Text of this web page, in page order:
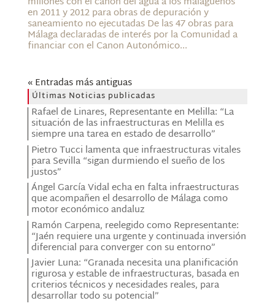
en 2011 y 2012 para obras de depuración y
saneamiento no ejecutadas De las 47 obras para
Málaga declaradas de interés por la Comunidad a
financiar con el Canon Autonómico...
« Entradas más antiguas
Últimas Noticias publicadas
Rafael de Linares, Representante en Melilla: “La
situación de las infraestructuras en Melilla es
siempre una tarea en estado de desarrollo”
Pietro Tucci lamenta que infraestructuras vitales
para Sevilla “sigan durmiendo el sueño de los
justos”
Ángel García Vidal echa en falta infraestructuras
que acompañen el desarrollo de Málaga como
motor económico andaluz
Ramón Carpena, reelegido como Representante:
“Jaén requiere una urgente y continuada inversión
diferencial para converger con su entorno”
Javier Luna: “Granada necesita una planificación
rigurosa y estable de infraestructuras, basada en
criterios técnicos y necesidades reales, para
desarrollar todo su potencial”